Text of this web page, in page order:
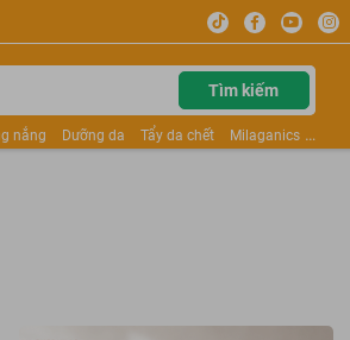
Tìm kiếm
nắng Dưỡng da Tẩy da chết
Milaganics